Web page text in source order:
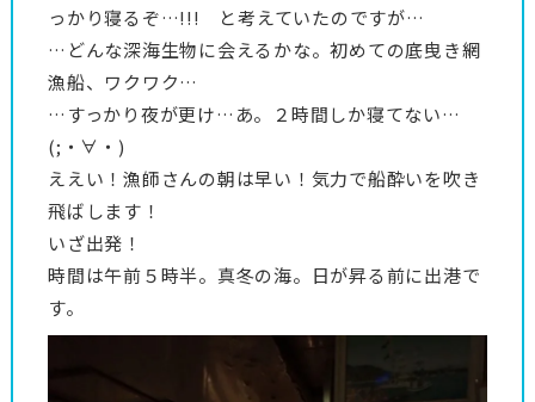
っかり寝るぞ…!!! と考えていたのですが…
…どんな深海生物に会えるかな。初めての底曳き網
漁船、ワクワク…
…すっかり夜が更け…あ。２時間しか寝てない…
(;・∀・)
ええい！漁師さんの朝は早い！気力で船酔いを吹き
飛ばします！
いざ出発！
時間は午前５時半。真冬の海。日が昇る前に出港で
す。